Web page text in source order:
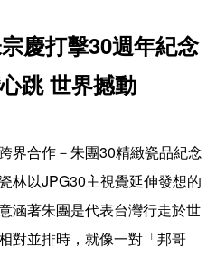
慶打擊30週年紀念
跳 世界撼動
界合作－朱團30精緻瓷品紀念
林以JPG30主視覺延伸發想的
涵著朱團是代表台灣行走於世
對並排時，就像一對「邦哥